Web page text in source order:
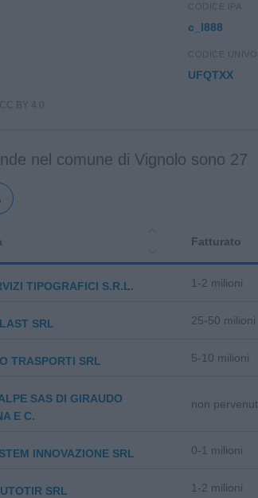
CODICE IPA
c_l888
CODICE
UFQTXX
BY 4.0.
nel comune di Vignolo sono 27
Fatturato
TIPOGRAFICI S.R.L. 1-2 milioni
SRL 25-50 milioni
TRASPORTI SRL 5-10 milioni
SAS DI GIRAUDO
E C.
non
INNOVAZIONE SRL 0-1 milioni
SRL 1-2 milioni